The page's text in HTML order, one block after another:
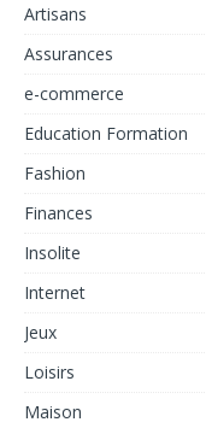
Artisans
Assurances
e-commerce
Education Formation
Fashion
Finances
Insolite
Internet
Jeux
Loisirs
Maison